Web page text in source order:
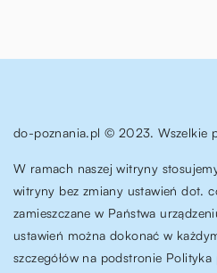
do-poznania.pl © 2023. Wszelkie
W ramach naszej witryny
witryny bez zmiany ustawień dot.
zamieszczane w Państwa
ustawień można dokonać w
szczegółów na podstronie Polityka